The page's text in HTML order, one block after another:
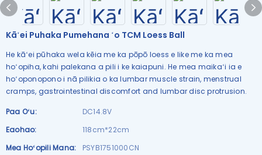
Kāʻei Puhaka Pumehana ʻo TCM Loess Ball
He kāʻei pūhaka wela kēia me ka pōpō loess e like me ka mea
hoʻopiha, kahi palekana a pili i ke kaiapuni. He mea maikaʻi ia e
hoʻoponopono i nā pilikia o ka lumbar muscle strain, menstrual
cramps, gastrointestinal discomfort and lumbar disc protrusion.
Paa Oʻu:
DC14.8V
Eaohao:
118cm*22cm
Mea Hoʻopili Mana:
PSYB1751000CN